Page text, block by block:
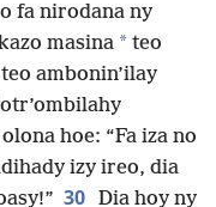
fa nirodana ny
masina * teo
ambonin’ilay
hoe: “Fa iza no
izy ireo, dia
30 Dia hoy ny